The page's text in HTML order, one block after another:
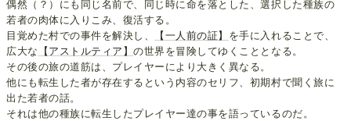
偶然（？）にも同じ名前で、同じ時に命を落とした、選択した種族の
若者の肉体に入りこみ、復活する。
目覚めた村での事件を解決し、
【一人前の証】 を手に入れることで、
広大な
【アストルティア】の世界を冒険してゆくこととなる。
その後の旅の道筋は、プレイヤーにより大きく異なる。
他にも転生した者が存在するという内容のセリフ、初期村で聞く旅に
出た若者の話。
それは他の種族に転生したプレイヤー達の事を語っているのだ。